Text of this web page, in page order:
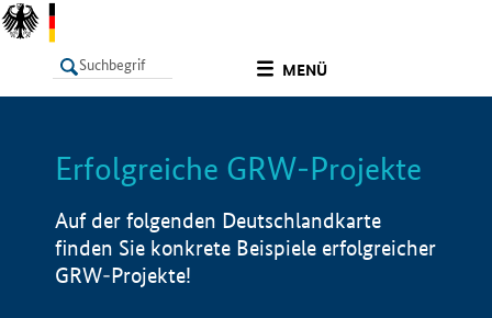
MENÜ
LISTE Info
Erfolgreiche GRW-Projekte
Auf der folgenden Deutschlandkarte
finden Sie konkrete Beispiele erfolgreicher
GRW-Projekte!